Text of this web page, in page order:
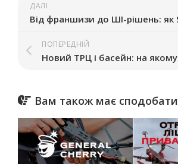
ДАЛІ
ПОПЕРЕДНІЙ
Вам також має